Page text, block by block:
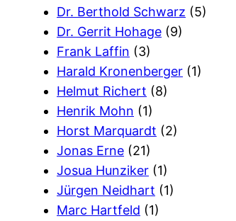
Dr. Berthold Schwarz (5)
Dr. Gerrit Hohage (9)
Frank Laffin (3)
Harald Kronenberger (1)
Helmut Richert (8)
Henrik Mohn (1)
Horst Marquardt (2)
Jonas Erne (21)
Josua Hunziker (1)
Jürgen Neidhart (1)
Marc Hartfeld (1)